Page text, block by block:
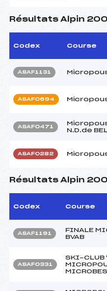
Résultats Alpin
Codex Course
ASAF1131
ASAF0694
ASAF0471
N.D.de
ASAF0282
Résultats Alpin
Codex Course
ASAF1191
FINALE
BVAB
ASAF0331
SKI-CLUB
MICROBES